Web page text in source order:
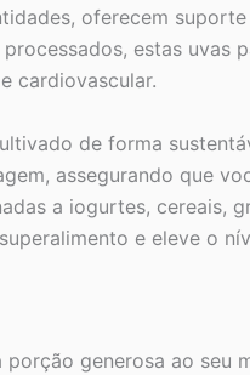
oferecem
estas uvas
cardiovascular.
de forma
assegurando que
a iogurtes, cereais,
e eleve o
generosa ao seu